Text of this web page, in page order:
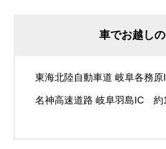
車でお越し
東海北陸自動車道 岐阜各務
名神高速道路 岐阜羽島IC 約